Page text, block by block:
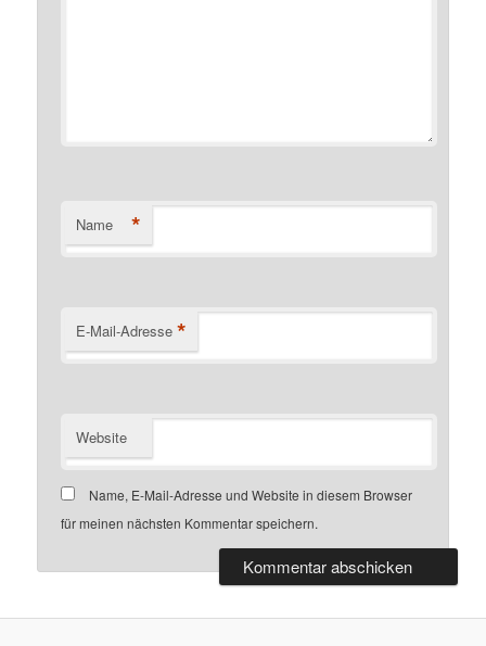
Name *
E-Mail-Adresse *
Website
Name, E-Mail-Adresse und Website in diesem Browser
für meinen nächsten Kommentar speichern.